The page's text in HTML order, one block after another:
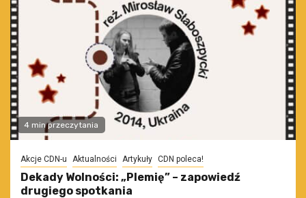
4 min przeczytania
Akcje CDN-u Aktualności Artykuły CDN poleca!
Dekady Wolności: „Plemię” – zapowiedź
drugiego spotkania